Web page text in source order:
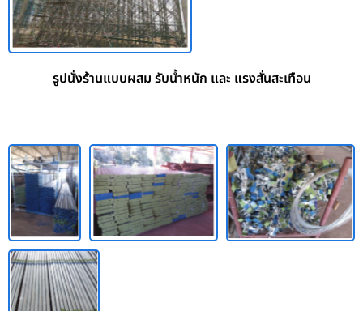
รูปนั่งร้านแบบผสม รับน้ำหนัก และ แรงสั่นสะเทือน